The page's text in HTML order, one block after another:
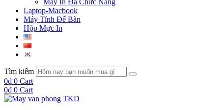
Laptop-Macbook
Máy Tính Để Bàn
Hộp Mực In
Tìm kiếm
0₫ 0 Cart
0₫ 0 Cart